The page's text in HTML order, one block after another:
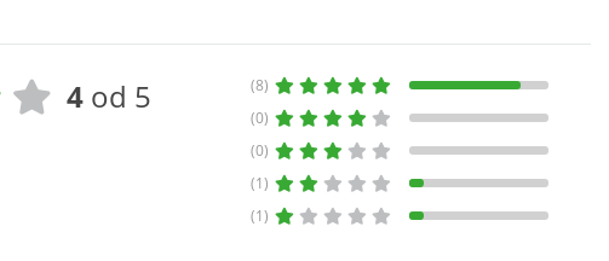
4 od 5
(8)
(0)
(0)
(1)
(1)